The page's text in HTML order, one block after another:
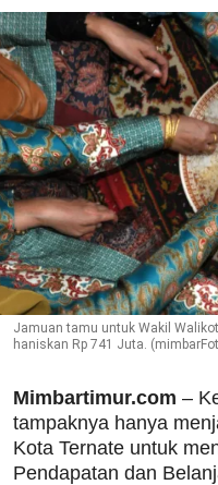
Jamuan tamu untuk Wakil
haniskan Rp 741 Juta.
Mimbartimur.com –
tampaknya hanya
Kota Ternate untuk
Pendapatan dan